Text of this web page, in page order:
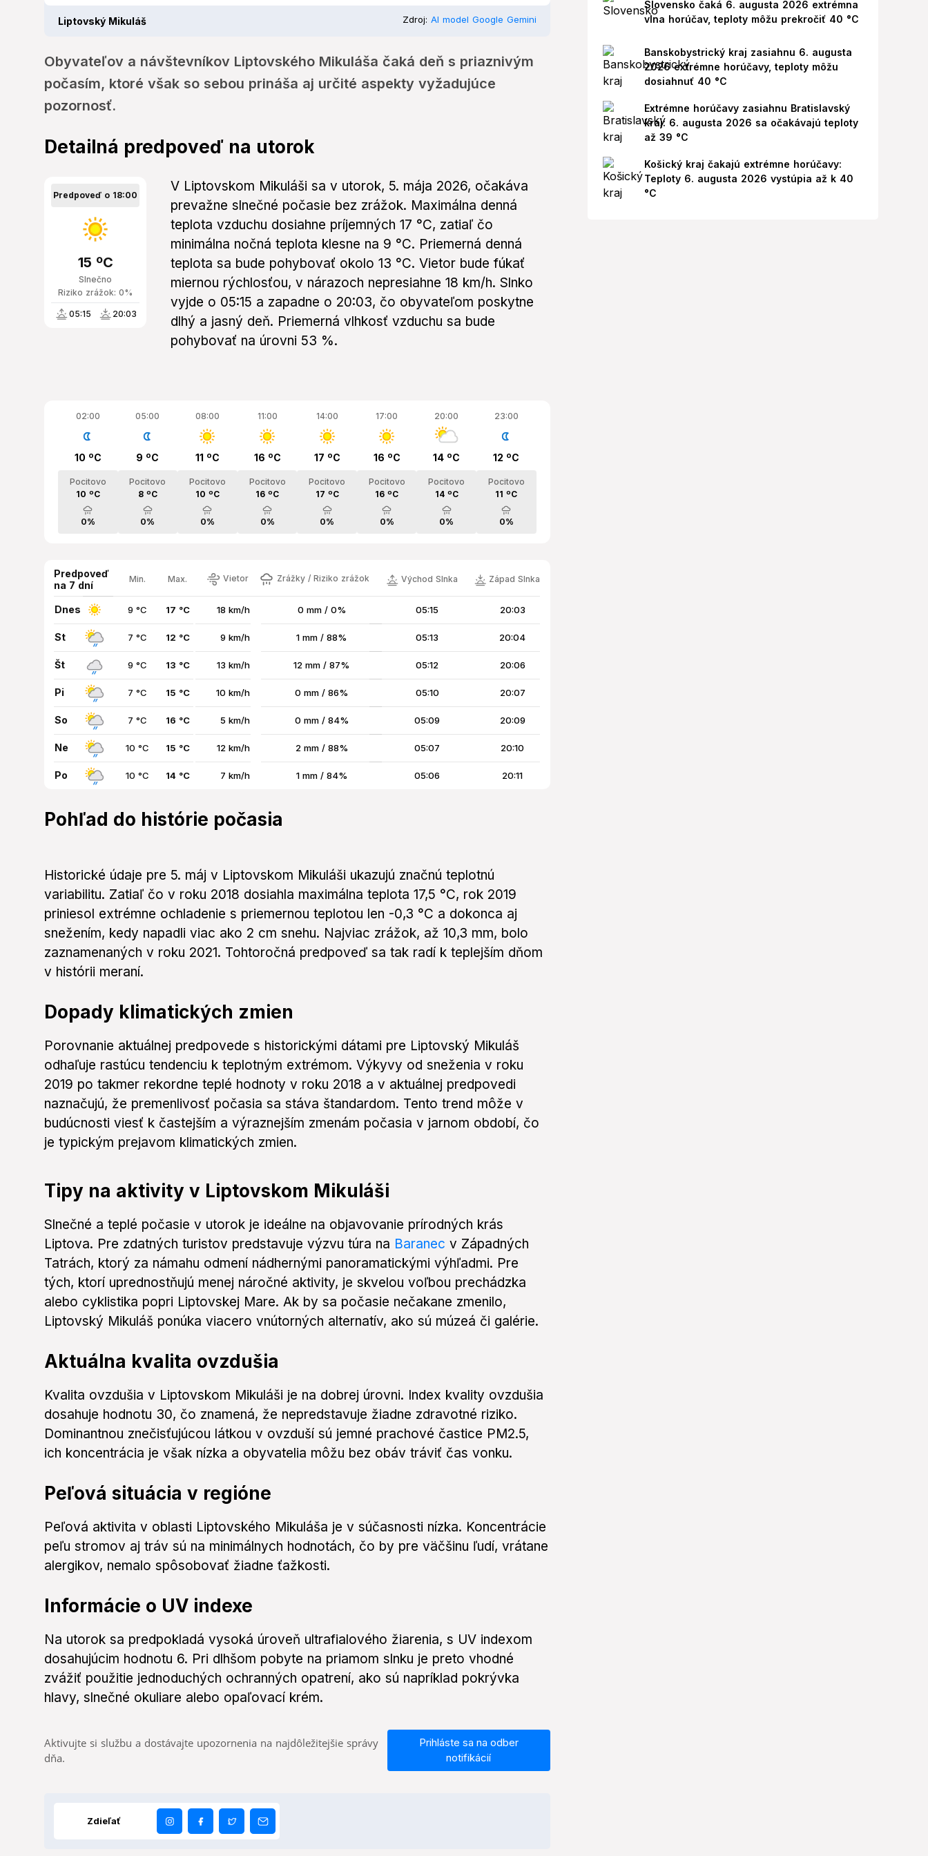
Liptovský Mikuláš Zdroj: AI model Google Gemini
Obyvateľov a návštevníkov Liptovského Mikuláša čaká deň s priaznivým
počasím, ktoré však so sebou prináša aj určité aspekty vyžadujúce
pozornosť.
Detailná predpoveď na utorok
Predpoveď o 18:00
Slnečno
15 ºC
Riziko zrážok: 0%
05:15 20:03
V Liptovskom Mikuláši sa v utorok, 5. mája 2026, očakáva
prevažne slnečné počasie bez zrážok. Maximálna denná
teplota vzduchu dosiahne príjemných 17 °C, zatiaľ čo
minimálna nočná teplota klesne na 9 °C. Priemerná denná
teplota sa bude pohybovať okolo 13 °C. Vietor bude fúkať
miernou rýchlosťou, v nárazoch nepresiahne 18 km/h. Slnko
vyjde o 05:15 a zapadne o 20:03, čo obyvateľom poskytne
dlhý a jasný deň. Priemerná vlhkosť vzduchu sa bude
pohybovať na úrovni 53 %.
02:00
10 ºC
Pocitovo
10 ºC
0%
05:00
9 ºC
Pocitovo
8 ºC
0%
08:00
11 ºC
Pocitovo
10 ºC
0%
11:00
16 ºC
Pocitovo
16 ºC
0%
14:00
17 ºC
Pocitovo
17 ºC
0%
17:00
16 ºC
Pocitovo
16 ºC
0%
20:00
14 ºC
Pocitovo
14 ºC
0%
23:00
12 ºC
Pocitovo
11 ºC
0%
Predpoveď
na 7 dní
Min. Max. Vietor Zrážky / Riziko zrážok Východ Slnka Západ Slnka
Dnes 9 °C 17 °C 18 km/h 0 mm / 0% 05:15 20:03
St 7 °C 12 °C 9 km/h 1 mm / 88% 05:13 20:04
Št 9 °C 13 °C 13 km/h 12 mm / 87% 05:12 20:06
Pi 7 °C 15 °C 10 km/h 0 mm / 86% 05:10 20:07
So 7 °C 16 °C 5 km/h 0 mm / 84% 05:09 20:09
Ne 10 °C 15 °C 12 km/h 2 mm / 88% 05:07 20:10
Po 10 °C 14 °C 7 km/h 1 mm / 84% 05:06 20:11
Pohľad do histórie počasia
Historické údaje pre 5. máj v Liptovskom Mikuláši ukazujú značnú teplotnú
variabilitu. Zatiaľ čo v roku 2018 dosiahla maximálna teplota 17,5 °C, rok 2019
priniesol extrémne ochladenie s priemernou teplotou len -0,3 °C a dokonca aj
snežením, kedy napadli viac ako 2 cm snehu. Najviac zrážok, až 10,3 mm, bolo
zaznamenaných v roku 2021. Tohtoročná predpoveď sa tak radí k teplejším dňom
v histórii meraní.
Dopady klimatických zmien
Porovnanie aktuálnej predpovede s historickými dátami pre Liptovský Mikuláš
odhaľuje rastúcu tendenciu k teplotným extrémom. Výkyvy od sneženia v roku
2019 po takmer rekordne teplé hodnoty v roku 2018 a v aktuálnej predpovedi
naznačujú, že premenlivosť počasia sa stáva štandardom. Tento trend môže v
budúcnosti viesť k častejším a výraznejším zmenám počasia v jarnom období, čo
je typickým prejavom klimatických zmien.
Tipy na aktivity v Liptovskom Mikuláši
Slnečné a teplé počasie v utorok je ideálne na objavovanie prírodných krás
Liptova. Pre zdatných turistov predstavuje výzvu túra na Baranec v Západných
Tatrách, ktorý za námahu odmení nádhernými panoramatickými výhľadmi. Pre
tých, ktorí uprednostňujú menej náročné aktivity, je skvelou voľbou prechádzka
alebo cyklistika popri Liptovskej Mare. Ak by sa počasie nečakane zmenilo,
Liptovský Mikuláš ponúka viacero vnútorných alternatív, ako sú múzeá či galérie.
Aktuálna kvalita ovzdušia
Kvalita ovzdušia v Liptovskom Mikuláši je na dobrej úrovni. Index kvality ovzdušia
dosahuje hodnotu 30, čo znamená, že nepredstavuje žiadne zdravotné riziko.
Dominantnou znečisťujúcou látkou v ovzduší sú jemné prachové častice PM2.5,
ich koncentrácia je však nízka a obyvatelia môžu bez obáv tráviť čas vonku.
Peľová situácia v regióne
Peľová aktivita v oblasti Liptovského Mikuláša je v súčasnosti nízka. Koncentrácie
peľu stromov aj tráv sú na minimálnych hodnotách, čo by pre väčšinu ľudí, vrátane
alergikov, nemalo spôsobovať žiadne ťažkosti.
Informácie o UV indexe
Na utorok sa predpokladá vysoká úroveň ultrafialového žiarenia, s UV indexom
dosahujúcim hodnotu 6. Pri dlhšom pobyte na priamom slnku je preto vhodné
zvážiť použitie jednoduchých ochranných opatrení, ako sú napríklad pokrývka
hlavy, slnečné okuliare alebo opaľovací krém.
Aktivujte si službu a dostávajte upozornenia na najdôležitejšie správy
dňa.
Prihláste sa na odber
notifikácií
Zdieľať
Slovensko čaká 6. augusta 2026 extrémna
vlna horúčav, teploty môžu prekročiť 40 °C
Banskobystrický kraj zasiahnu 6. augusta
2026 extrémne horúčavy, teploty môžu
dosiahnuť 40 °C
Extrémne horúčavy zasiahnu Bratislavský
kraj: 6. augusta 2026 sa očakávajú teploty
až 39 °C
Košický kraj čakajú extrémne horúčavy:
Teploty 6. augusta 2026 vystúpia až k 40
°C